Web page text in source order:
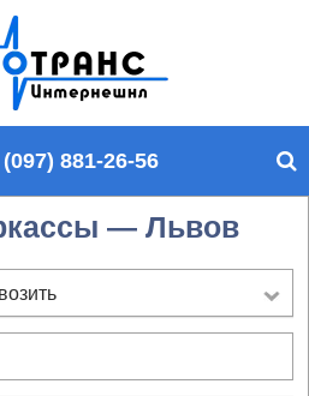
п
о
й
у
881-26-56
— Львов